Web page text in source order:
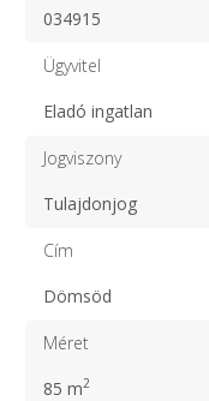
034915
Ügyvitel
Eladó ingatlan
Jogviszony
Tulajdonjog
Cím
Dömsöd
Méret
85 m2